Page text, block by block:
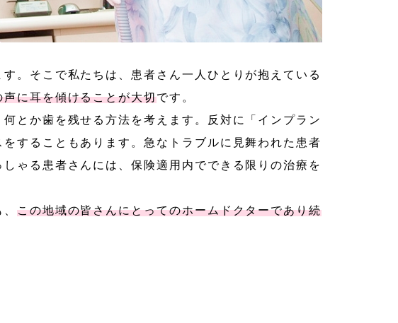
。そこで私たちは、患者さん一人ひとりが抱えている
声に耳を傾けることが大切です。
とか歯を残せる方法を考えます。反対に「インプラン
することもあります。急なトラブルに見舞われた患者
ゃる患者さんには、保険適用内でできる限りの治療を
この地域の皆さんにとってのホームドクターであり続